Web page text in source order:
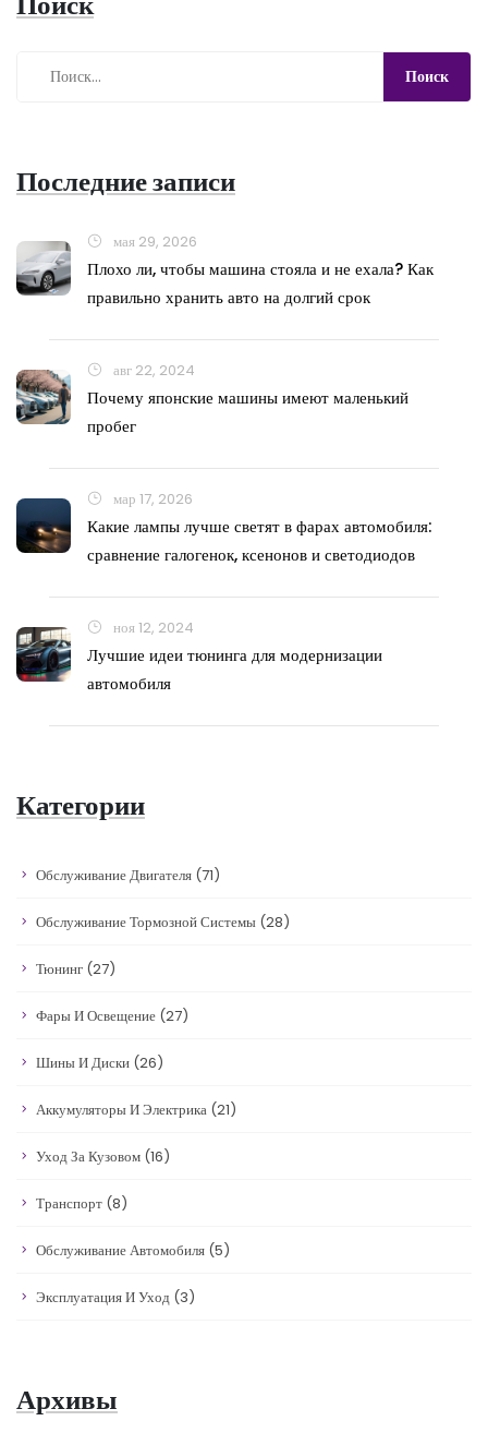
Последние записи
мая 29, 2026
Плохо ли, чтобы машина стояла и не ехала? Как
правильно хранить авто на долгий срок
авг 22, 2024
Почему японские машины имеют маленький
пробег
мар 17, 2026
Какие лампы лучше светят в фарах автомобиля:
сравнение галогенок, ксенонов и светодиодов
ноя 12, 2024
Лучшие идеи тюнинга для модернизации
автомобиля
Категории
Обслуживание Двигателя (71)
Обслуживание Тормозной Системы (28)
Тюнинг (27)
Фары И Освещение (27)
Шины И Диски (26)
Аккумуляторы И Электрика (21)
Уход За Кузовом (16)
Транспорт (8)
Обслуживание Автомобиля (5)
Эксплуатация И Уход (3)
Архивы